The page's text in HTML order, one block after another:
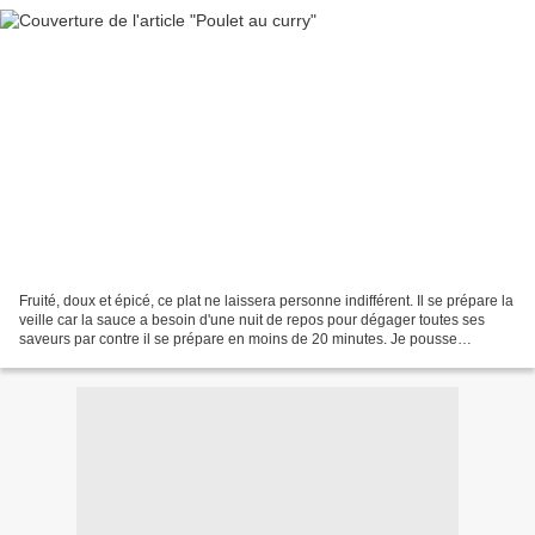
Fruité, doux et épicé, ce plat ne laissera personne indifférent. Il se prépare la
veille car la sauce a besoin d'une nuit de repos pour dégager toutes ses
saveurs par contre il se prépare en moins de 20 minutes. Je pousse